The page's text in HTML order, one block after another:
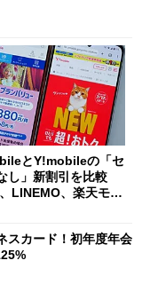
とY!mobileの「セ
し」新割引を比較
LINEMO、楽天モバ
スカード！初年度年会